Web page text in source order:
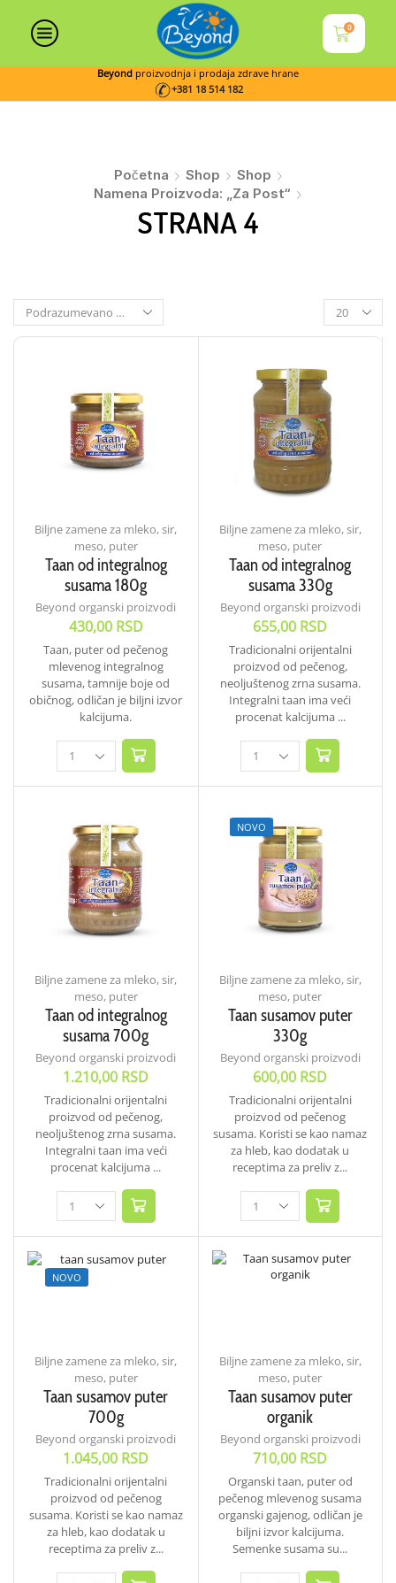
0
Beyond proizvodnja i prodaja zdrave hrane
+381 18 514 182
Početna Shop
Shop
Namena Proizvoda: „Za Post“
STRANA 4
Biljne zamene za mleko, sir,
meso, puter
Taan od integralnog
susama 180g
Beyond organski proizvodi
430,00 RSD
Taan, puter od pečenog
mlevenog integralnog
susama, tamnije boje od
običnog, odličan je biljni izvor
kalcijuma.
Biljne zamene za mleko, sir,
meso, puter
Taan od integralnog
susama 330g
Beyond organski proizvodi
655,00 RSD
Tradicionalni orijentalni
proizvod od pečenog,
neoljuštenog zrna susama.
Integralni taan ima veći
procenat kalcijuma ...
Biljne zamene za mleko, sir,
meso, puter
Taan od integralnog
susama 700g
Beyond organski proizvodi
1.210,00 RSD
Tradicionalni orijentalni
proizvod od pečenog,
neoljuštenog zrna susama.
Integralni taan ima veći
procenat kalcijuma ...
NOVO
Biljne zamene za mleko, sir,
meso, puter
Taan susamov puter
330g
Beyond organski proizvodi
600,00 RSD
Tradicionalni orijentalni
proizvod od pečenog
susama. Koristi se kao namaz
za hleb, kao dodatak u
receptima za preliv z...
NOVO
Biljne zamene za mleko, sir,
meso, puter
Taan susamov puter
700g
Beyond organski proizvodi
1.045,00 RSD
Tradicionalni orijentalni
proizvod od pečenog
susama. Koristi se kao namaz
za hleb, kao dodatak u
receptima za preliv z...
Biljne zamene za mleko, sir,
meso, puter
Taan susamov puter
organik
Beyond organski proizvodi
710,00 RSD
Organski taan, puter od
pečenog mlevenog susama
organski gajenog, odličan je
biljni izvor kalcijuma.
Semenke susama su...